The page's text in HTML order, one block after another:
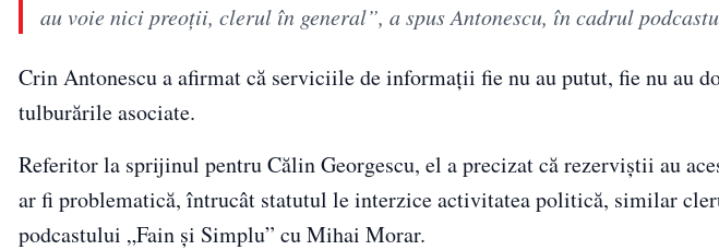
au voie nici preoţii, clerul în general”, a spus Antonescu, în cadrul
Crin Antonescu a afirmat că serviciile de informații fie nu au putut, fie nu au
tulburările asociate.
Referitor la sprijinul pentru Călin Georgescu, el a precizat că rezerviștii au
ar fi problematică, întrucât statutul le interzice activitatea politică, similar
podcastului „Fain și Simplu” cu Mihai Morar.